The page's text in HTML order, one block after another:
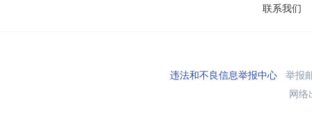
联系我们
违法和不良信息举报中心举报
网